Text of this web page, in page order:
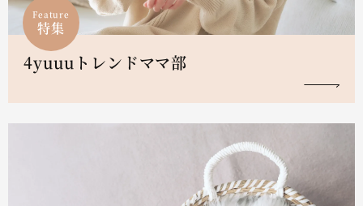
Feature
特集
4yuuuトレンドママ部